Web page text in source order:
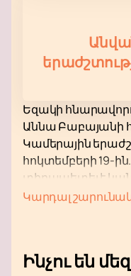
Եզակի
Աննա Բաբայանի
Կամերային
հոկտեմբերի 19-
տիրապետել է
ունակ է հմայել
Հովհաննիսյանի,
Կարդալ
Ինչու են